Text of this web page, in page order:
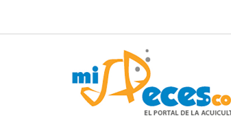
Ir al menú principal (alt + u)